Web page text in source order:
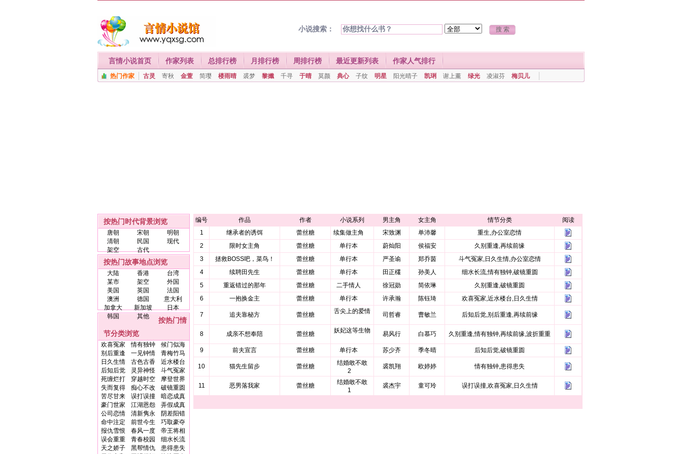
小说搜索：
言情小说首页 作家列表 总排行榜 月排行榜 周排行榜 最近更新列表 作家人气排行
热门作家 古灵 寄秋 金萱 简璎 楼雨晴 裘梦 黎孅 千寻 于晴 莫颜 典心 子纹 明星 阳光晴子 凯琍 谢上薰 绿光 凌淑芬 梅贝儿
按热门时代背景浏览
唐朝 宋朝
明朝
清朝
民国
现代
架空
古代
按热门故事地点浏览
大陆 香港
台湾
某市
架空
外国
美国
英国
法国
澳洲
德国
意大利
加拿大
新加坡
日本
韩国
其他
按热门情
节分类浏览
欢喜冤家 情有独钟
候门似海
别后重逢
一见钟情
青梅竹马
日久生情
古色古香
近水楼台
后知后觉
灵异神怪
斗气冤家
死缠烂打
穿越时空
摩登世界
失而复得
痴心不改
破镜重圆
苦尽甘来
误打误撞
暗恋成真
豪门世家
江湖恩怨
弄假成真
公司恋情
清新隽永
阴差阳错
命中注定
前世今生
巧取豪夺
报仇雪恨
春风一度
帝王将相
误会重重
青春校园
细水长流
天之娇子
黑帮情仇
患得患失
编号 作品 作者 小说系列 男主角 女主角 情节分类
阅读
1
继承者的诱饵 蕾丝糖 续集做主角 宋致渊 单沛馨
重生,办公室恋情
2
限时女主角 蕾丝糖 单行本 蔚灿阳 侯福安
久别重逢,再续前缘
3
拯救BOSS吧，菜鸟！ 蕾丝糖 单行本 严圣谕 郑乔茵
斗气冤家,日久生情,办公室恋情
4
续聘田先生 蕾丝糖 单行本 田正欉 孙美人
细水长流,情有独钟,破镜重圆
5
重返错过的那年 蕾丝糖 二手情人 徐冠勋 简依琳
久别重逢,破镜重圆
6
一抱换金主 蕾丝糖 单行本 许承瀚 陈钰琦 欢喜冤家,近水楼台,日久生情
7 追夫靠秘方 蕾丝糖 舌尖上的爱情 司哲睿 曹敏兰 后知后觉,别后重逢,再续前缘
8 成亲不想奉陪 蕾丝糖 妖妃这等生物 易风行 白慕巧 久别重逢,情有独钟,再续前缘,波折重重
9 前夫宣言 蕾丝糖 单行本 苏少齐 季冬晴 后知后觉,破镜重圆
10 猫先生留步 蕾丝糖
结婚敢不敢
2
裘凯翔 欧婷婷 情有独钟,患得患失
11 恶男落我家 蕾丝糖
结婚敢不敢
1
裘杰宇 童可玲 误打误撞,欢喜冤家,日久生情